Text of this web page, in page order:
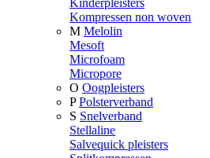
Kinderpleisters
Kompressen non woven
M Melolin
Mesoft
Microfoam
Micropore
O Oogpleisters
P Polsterverband
S Snelverband
Stellaline
Salvequick pleisters